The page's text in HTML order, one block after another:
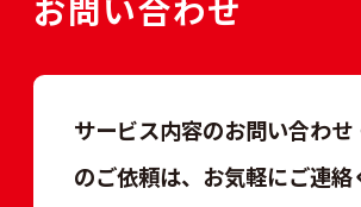
サービス内容のお問い合わせ
のご依頼は、 お気軽にご連絡